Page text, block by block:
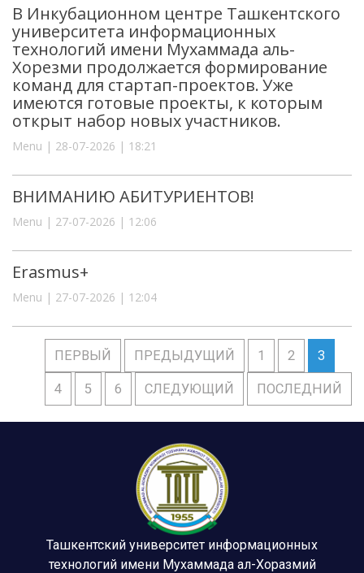
В Инкубационном центре Ташкентского
университета информационных
технологий имени Мухаммада аль-
Хорезми продолжается формирование
команд для стартап-проектов. Уже
имеются готовые проекты, к которым
открыт набор новых участников.
Menu | 28-07-2026 | 18:21
ВНИМАНИЮ АБИТУРИЕНТОВ!
Menu | 27-07-2026 | 12:06
Erasmus+
Menu | 27-07-2026 | 12:04
ПЕРВЫЙ ПРЕДЫДУЩИЙ 1 2 3
4 5 6 СЛЕДУЮЩИЙ ПОСЛЕДНИЙ
Ташкентский университет информационных
технологий имени Мухаммада ал-Хоразмий